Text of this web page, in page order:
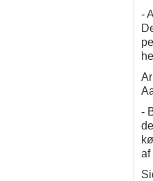
-
-
af